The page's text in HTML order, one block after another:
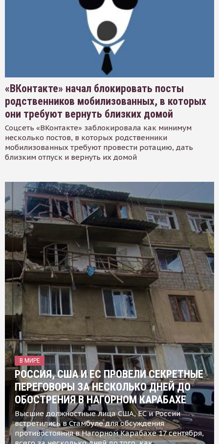
«ВКонтакте» начал блокировать посты
родственников мобилизованных, в которых
они требуют вернуть близких домой
Соцсеть «ВКонтакте» заблокировала как минимум
несколько постов, в которых родственники
мобилизованных требуют провести ротацию, дать
близким отпуск и вернуть их домой
В МИРЕ
РОССИЯ, США И ЕС ПРОВЕЛИ СЕКРЕТНЫЕ
ПЕРЕГОВОРЫ ЗА НЕСКОЛЬКО ДНЕЙ ДО
ОБОСТРЕНИЯ В НАГОРНОМ КАРАБАХЕ
Высшие должностные лица США, ЕС и России
встретились в Стамбуле для обсуждения
противостояния в Нагорном Карабахе 17 сентября,